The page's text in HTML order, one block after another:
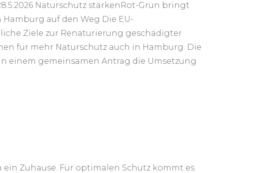
Naturschutz stärkenRot-Grün bringt
auf den Weg Die EU-
Ziele zur Renaturierung geschädigter
für mehr Naturschutz auch in Hamburg. Die
einem gemeinsamen Antrag die Umsetzung
Zuhause. Für optimalen Schutz kommt es